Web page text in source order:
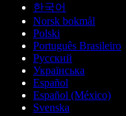
한국어
Norsk bokmål
Polski
Português Brasileiro
Русский
Українська
Español
Español (México)
Svenska